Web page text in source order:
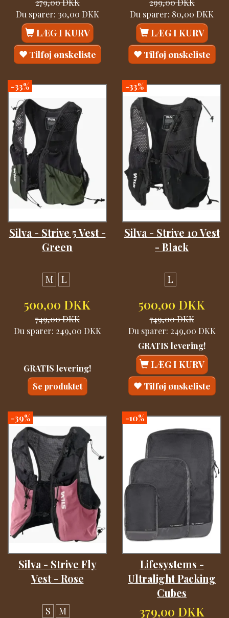
Du sparer: 30,00 DKK
LÆG I KURV
Tilføj ønskeliste
Du sparer: 80,00 DKK
LÆG I KURV
Tilføj ønskeliste
-33%
Silva - Strive 5 Vest -
Green
M L
500,00 DKK
749,00 DKK
Du sparer: 249,00 DKK
GRATIS levering!
Se produktet
-33%
Silva - Strive 10 Vest
- Black
L
500,00 DKK
749,00 DKK
Du sparer: 249,00 DKK
GRATIS levering!
LÆG I KURV
Tilføj ønskeliste
-39%
Silva - Strive Fly
Vest - Rose
S M
-10%
Lifesystems -
Ultralight Packing
Cubes
379,00 DKK